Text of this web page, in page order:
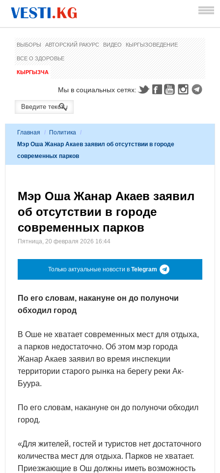
ВЫБОРЫ АВТОРСКИЙ РАКУРС ВИДЕО КЫРГЫЗОВЕДЕНИЕ
ВСЕ О ЗДОРОВЬЕ
КЫРГЫЗЧА
Мы в социальных сетях:
Главная / Политика /
Мэр Оша Жанар Акаев заявил об отсутствии в городе
современных парков
Мэр Оша Жанар Акаев заявил
об отсутствии в городе
современных парков
Пятница, 20 февраля 2026 16:44
Только актуальные новости в Telegram
По его словам, накануне он до полуночи
обходил город
В Оше не хватает современных мест для отдыха,
а парков недостаточно. Об этом мэр города
Жанар Акаев заявил во время инспекции
территории старого рынка на берегу реки Ак-
Буура.
По его словам, накануне он до полуночи обходил
город.
«Для жителей, гостей и туристов нет достаточного
количества мест для отдыха. Парков не хватает.
Приезжающие в Ош должны иметь возможность